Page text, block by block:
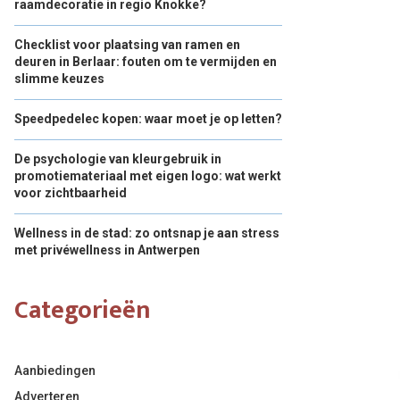
raamdecoratie in regio Knokke?
Checklist voor plaatsing van ramen en
deuren in Berlaar: fouten om te vermijden en
slimme keuzes
Speedpedelec kopen: waar moet je op letten?
De psychologie van kleurgebruik in
promotiemateriaal met eigen logo: wat werkt
voor zichtbaarheid
Wellness in de stad: zo ontsnap je aan stress
met privéwellness in Antwerpen
Categorieën
Aanbiedingen
Adverteren